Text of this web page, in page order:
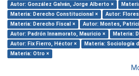
Autor: González Galván, Jorge Alberto ×
Materia: Derecho Constitucional ×
Autor:
Materia: Derecho Fiscal ×
Autor: Montes,
Autor: Padrón Innamorato, Mauricio ×
Materia:
Autor: Fix Fierro, Héctor ×
Materia: Sociología
Materia: Otro ×